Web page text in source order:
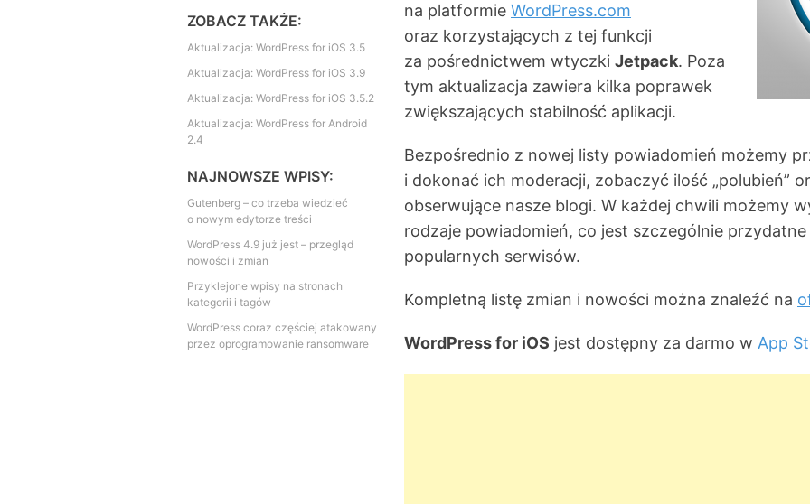
na platformie WordPress.com
oraz korzystających z tej funkcji
za pośrednictwem wtyczki Jetpack. Poza
tym aktualizacja zawiera kilka poprawek
zwiększających stabilność aplikacji.
Bezpośrednio z nowej listy powiadomień możemy
i dokonać ich moderacji, zobaczyć ilość „polubień”
obserwujące nasze blogi. W każdej chwili możemy
rodzaje powiadomień, co jest szczególnie
popularnych serwisów.
Kompletną listę zmian i nowości można znaleźć na
WordPress for iOS jest dostępny za darmo w App
ZOBACZ TAKŻE:
Aktualizacja: WordPress for iOS 3.5
Aktualizacja: WordPress for iOS 3.9
Aktualizacja: WordPress for iOS 3.5.2
Aktualizacja: WordPress for Android
2.4
NAJNOWSZE WPISY:
Gutenberg – co trzeba wiedzieć
o nowym edytorze treści
WordPress 4.9 już jest – przegląd
nowości i zmian
Przyklejone wpisy na stronach
kategorii i tagów
WordPress coraz częściej atakowany
przez oprogramowanie ransomware